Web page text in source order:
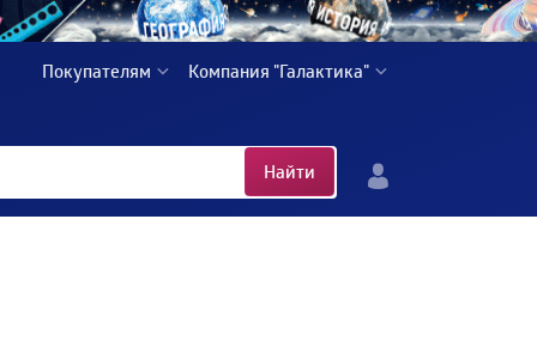
Покупателям Компания "Галактика"
Найти